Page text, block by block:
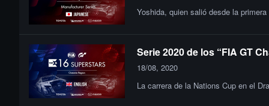
Yoshida, quien salió desde la
Serie 2020 de los “FIA GT
18/08, 2020
La carrera de la Nations Cup en el